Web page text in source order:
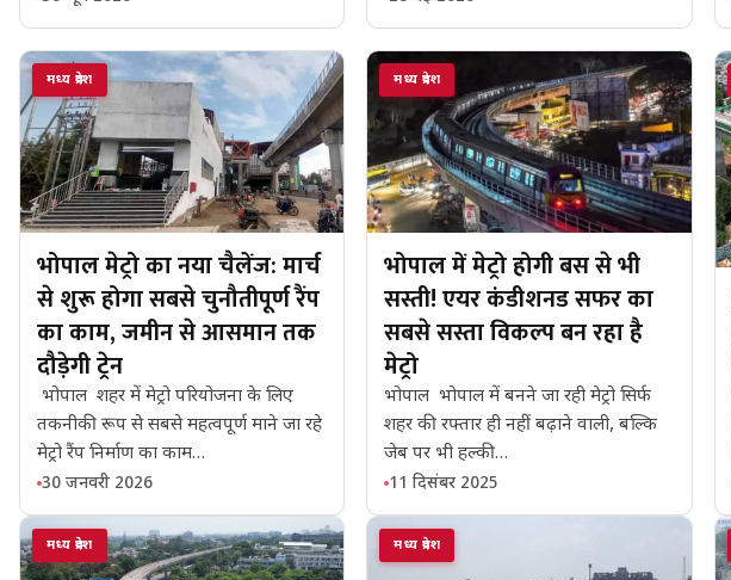
मध्य प्रदेश
भोपाल मेट्रो का नया चैलेंज: मार्च
से शुरू होगा सबसे चुनौतीपूर्ण रैंप
का काम, जमीन से आसमान तक
दौड़ेगी ट्रेन
भोपाल शहर में मेट्रो परियोजना के लिए
तकनीकी रूप से सबसे महत्वपूर्ण माने जा रहे
मेट्रो रैंप निर्माण का काम…
30 जनवरी 2026
मध्य प्रदेश
भोपाल में मेट्रो होगी बस से भी
सस्ती! एयर कंडीशनड सफर का
सबसे सस्ता विकल्प बन रहा है
मेट्रो
भोपाल भोपाल में बनने जा रही मेट्रो सिर्फ
शहर की रफ्तार ही नहीं बढ़ाने वाली, बल्कि
जेब पर भी हल्की…
11 दिसंबर 2025
मध्य प्रदेश मध्य प्रदेश